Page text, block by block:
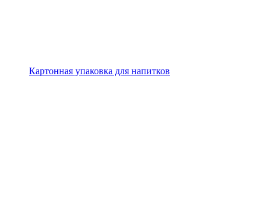
Картонная упаковка для напитков